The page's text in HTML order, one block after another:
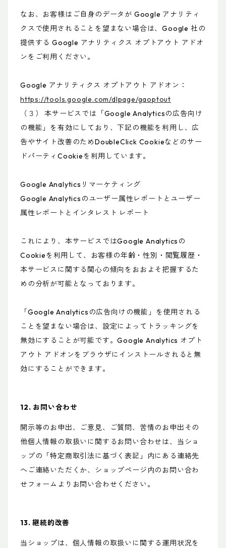
なお、お客様はご自身のデータが Google アナリティ
クスで使用されることを望まない場合は、Google 社の
提供する Google アナリティクス オプトアウト アドオ
ンをご利用ください。
Google アナリティクス オプトアウト アドオン：
https://tools.google.com/dlpage/gaoptout
（３） 本サービスでは「Google Analyticsの広告向け
の機能」を有効にしており、下記の機能を利用し、広
告やサイト改善のためDoubleClick Cookieなどのサー
ドパーティCookieを利用しています。
Google Analyticsリマーケティング
Google Analyticsのユーザー属性レポートとユーザー
属性レポートとインタレスト レポート
これにより、本サービスではGoogle Analyticsの
Cookieを利用して、お客様の年齢・性別・閲覧履歴・
本サービスに関する関心の傾向をおおよそ把握するた
めの分析が可能となっております。
「Google Analyticsの広告向けの機能」を使用される
ことを望まない場合は、設定によってトラッキングを
無効にすることが可能です。Google Analytics オプト
アウト アドオンをブラウザにインストールされると無
効にすることができます。
12. お問い合わせ
開示等のお申出、ご意見、ご質問、苦情のお申出その
他個人情報の取扱いに関するお問い合わせは、当ショ
ップの「特定商取引法に基づく表記」内にある連絡先
へご連絡いただくか、ショップページ内のお問い合わ
せフォームよりお問い合わせください。
13. 継続的改善
当ショップは、個人情報の取扱いに関する運用状況を